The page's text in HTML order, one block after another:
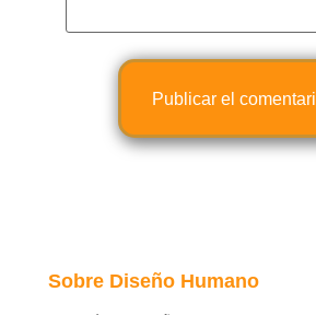
Sobre Diseño Humano